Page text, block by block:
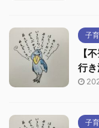
子
【
行
子